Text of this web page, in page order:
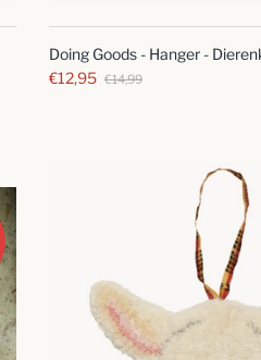
Doing Goods - Hanger -
€12,95 €14,99